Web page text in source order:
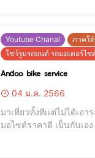
Youtube Chanal ภาคใต้
โชว์รูมรถยนต์ รถมอเตอร์ไ
Andoo bike service
04 ม.ค. 2566
มาเที่ยวทั้งทีเเต่ไม่ได้เอ
มอไซต์ราคาดี เป็นกันเอง พร้อมมีบริการซ่อมรถมอไซต์ทุกยี่ห้อ ทุกรุ่น ใครที่กำลังมีปัญหาในตัวเครื่องอยากเช็ค อยากซ่อมมาที่ เอ็นดูไบท์